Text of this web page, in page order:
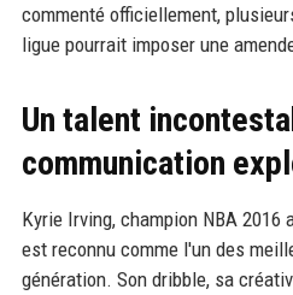
commenté officiellement,
ligue pourrait imposer une
Un talent
communication
Kyrie Irving, champion NBA 2016
est reconnu comme l'un des
génération. Son dribble, sa